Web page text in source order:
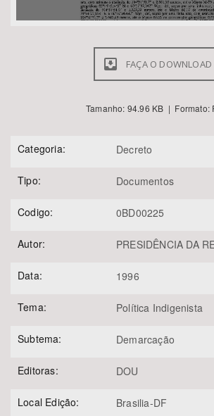
FAÇA O DOWNLOAD
Tamanho: 94.96 KB | Formato:
Categoria: Decreto
Tipo: Documentos
Codigo: 0BD00225
Autor: PRESIDÊNCIA DA
Data: 1996
Tema: Política Indigenista
Subtema: Demarcação
Editoras: DOU
Local Edição: Brasilia-DF